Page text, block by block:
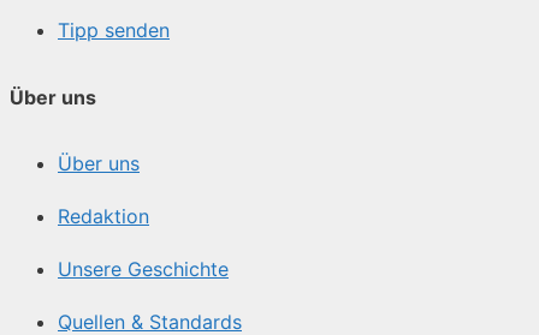
Tipp senden
Über uns
Über uns
Redaktion
Unsere Geschichte
Quellen & Standards